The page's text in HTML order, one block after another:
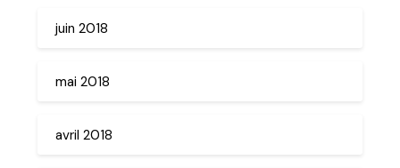
juin 2018
mai 2018
avril 2018